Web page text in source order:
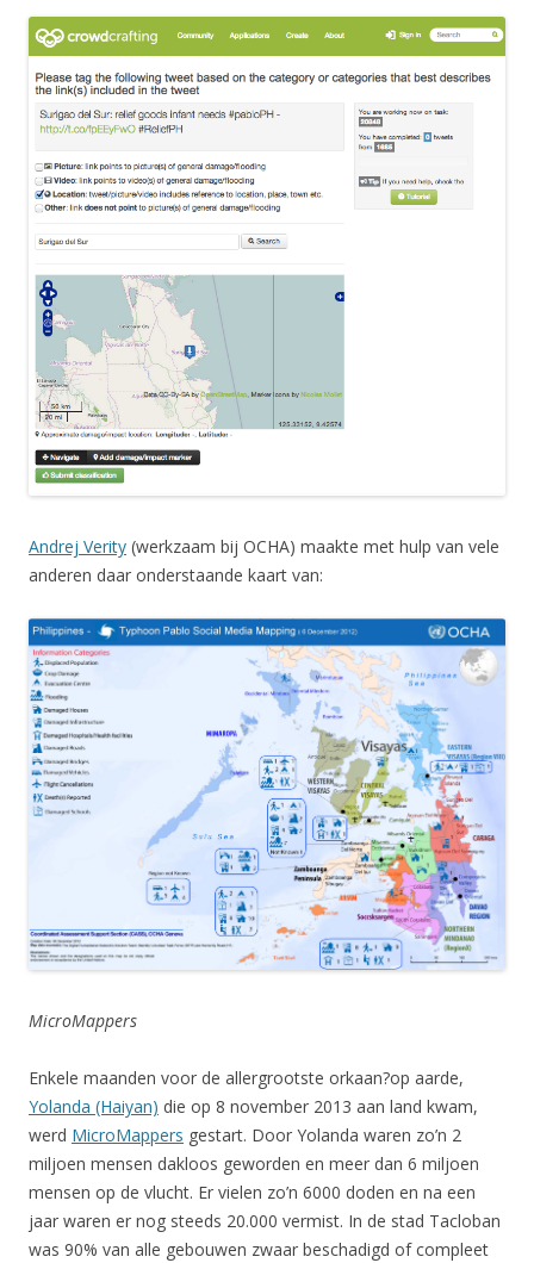
Andrej Verity (werkzaam bij OCHA) maakte met hulp van vele
anderen daar onderstaande kaart van:
MicroMappers
Enkele maanden voor de allergrootste orkaan?op aarde,
Yolanda (Haiyan) die op 8 november 2013 aan land kwam,
werd MicroMappers gestart. Door Yolanda waren zo’n 2
miljoen mensen dakloos geworden en meer dan 6 miljoen
mensen op de vlucht. Er vielen zo’n 6000 doden en na een
jaar waren er nog steeds 20.000 vermist. In de stad Tacloban
was 90% van alle gebouwen zwaar beschadigd of compleet